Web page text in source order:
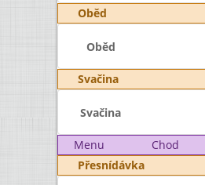
Oběd
Oběd
Svačina
Svačina
Menu Chod
Přesnídávka